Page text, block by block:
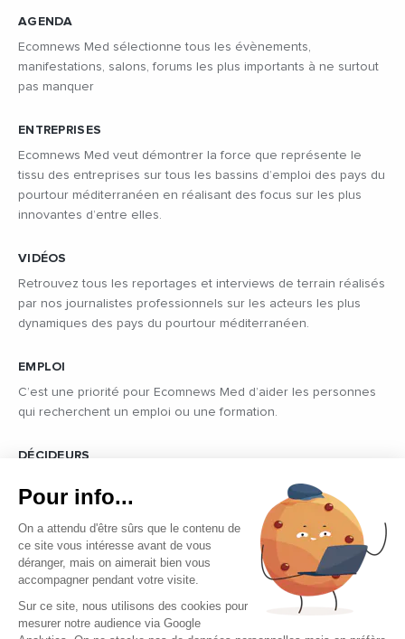
AGENDA
Ecomnews Med sélectionne tous les évènements,
manifestations, salons, forums les plus importants à ne surtout
pas manquer
ENTREPRISES
Ecomnews Med veut démontrer la force que représente le
tissu des entreprises sur tous les bassins d’emploi des pays du
pourtour méditerranéen en réalisant des focus sur les plus
innovantes d’entre elles.
VIDÉOS
Retrouvez tous les reportages et interviews de terrain réalisés
par nos journalistes professionnels sur les acteurs les plus
dynamiques des pays du pourtour méditerranéen.
EMPLOI
C’est une priorité pour Ecomnews Med d’aider les personnes
qui recherchent un emploi ou une formation.
DÉCIDEURS
Quels sont les décideurs qui font l’actualité économique et
politique des pays du pourtour de la Méditerranée.
Copyright © 2026 - Tous droits réservés
Pour info...
On a attendu d'être sûrs que le contenu de
ce site vous intéresse avant de vous
déranger, mais on aimerait bien vous
accompagner pendant votre visite.
Sur ce site, nous utilisons des cookies pour
mesurer notre audience via Google